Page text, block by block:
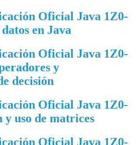
Oficial Java 1Z0-
en Java
Oficial Java 1Z0-
y
decisión
Oficial Java 1Z0-
y uso de matrices
Oficial Java 1Z0-